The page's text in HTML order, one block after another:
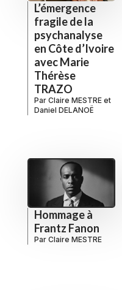
L’émergence
fragile de la
psychanalyse
en Côte d’Ivoire
avec Marie
Thérèse
TRAZO
Par Claire MESTRE et
Daniel DELANOË
Hommage à
Frantz Fanon
Par Claire MESTRE